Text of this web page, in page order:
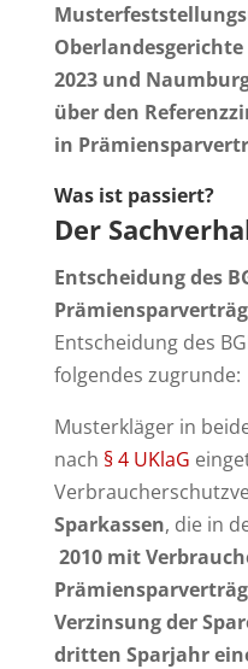
2023 und
über den
in
Was ist passiert?
Der
Entscheidung des
Entscheidung des
folgendes zugrunde:
Musterkläger in
nach § 4 UKlaG
Sparkassen, die in
2010 mit
Verzinsung der
dritten Sparjahr